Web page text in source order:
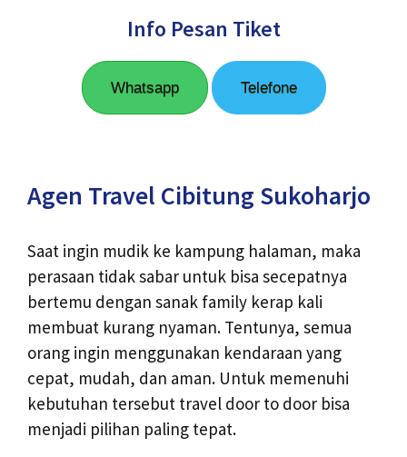
Info Pesan Tiket
Whatsapp Telefone
Agen Travel Cibitung Sukoharjo
Saat ingin mudik ke kampung halaman, maka
perasaan tidak sabar untuk bisa secepatnya
bertemu dengan sanak family kerap kali
membuat kurang nyaman. Tentunya, semua
orang ingin menggunakan kendaraan yang
cepat, mudah, dan aman. Untuk memenuhi
kebutuhan tersebut travel door to door bisa
menjadi pilihan paling tepat.